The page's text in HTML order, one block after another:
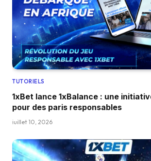
TUTORIELS
1xBet lance 1xBalance : une
pour des paris responsables
juillet 10, 2026